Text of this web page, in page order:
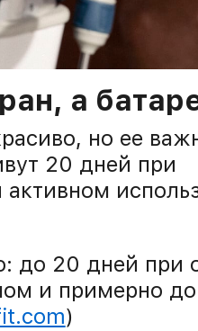
а
но ее
20 дней при
до 20 дней при
и примерно
)